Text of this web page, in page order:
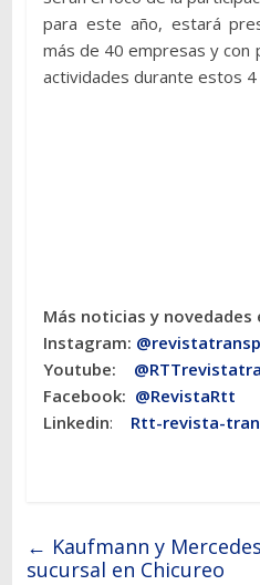
para este año, estará
más de 40 empresas y con
actividades durante estos 4
Más noticias y novedades
Instagram:
Youtube:
Facebook: @RevistaRtt
Linkedin: Rtt-revista-
← Kaufmann y
sucursal en Chicureo